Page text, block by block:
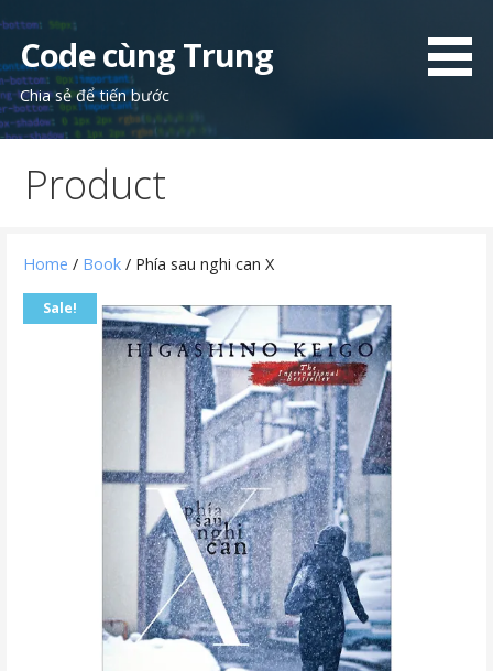
content
Code cùng Trung
Chia sẻ để tiến bước
Product
Home / Book/ Phía sau nghi can X
Sale!